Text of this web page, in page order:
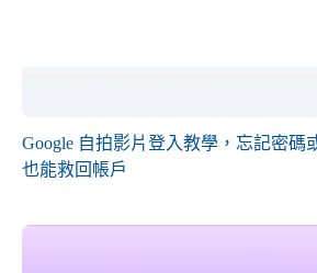
Google 自拍影片登入教學，忘記密碼
也能救回帳戶